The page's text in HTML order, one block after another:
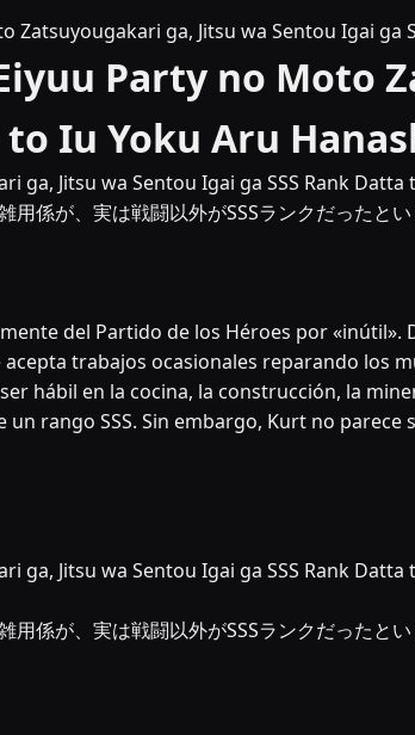
ga, Jitsu wa Sentou Igai ga
Party no Moto
Iu Yoku Aru
Jitsu wa Sentou Igai ga SSS Rank
係が、実は戦闘以外がSSSランクだった
del Partido de los Héroes por
trabajos ocasionales reparando los
hábil en la cocina, la construcción, la
rango SSS. Sin embargo, Kurt no
Jitsu wa Sentou Igai ga SSS Rank Datta
係が、実は戦闘以外がSSSランクだった